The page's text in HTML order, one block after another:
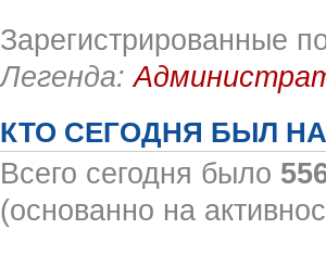
Зарегистрированные
Легенда:
КТО СЕГОДНЯ БЫЛ
Всего сегодня было
(основанно на